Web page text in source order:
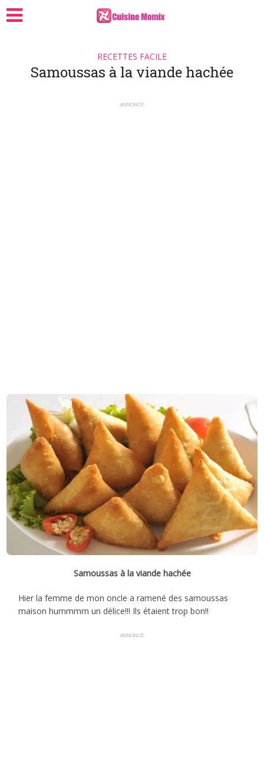
RECETTES FACILE
Samoussas à la viande hachée
ANNONCE
Samoussas à la viande hachée
Hier la femme de mon oncle a ramené des samoussas
maison hummmm un délice!!! Ils étaient trop bon!!
ANNONCE